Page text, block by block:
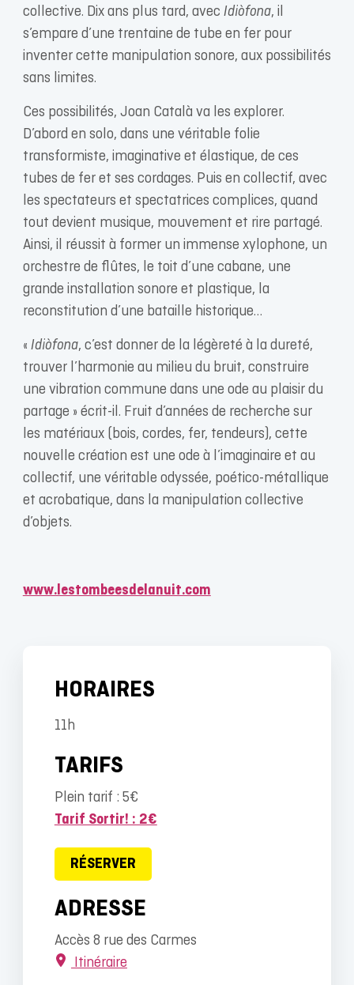
collective. Dix ans plus tard, avec Idiòfona, il
s’empare d’une trentaine de tube en fer pour
inventer cette manipulation sonore, aux possibilités
sans limites.
Ces possibilités, Joan Català va les explorer.
D’abord en solo, dans une véritable folie
transformiste, imaginative et élastique, de ces
tubes de fer et ses cordages. Puis en collectif, avec
les spectateurs et spectatrices complices, quand
tout devient musique, mouvement et rire partagé.
Ainsi, il réussit à former un immense xylophone, un
orchestre de flûtes, le toit d’une cabane, une
grande installation sonore et plastique, la
reconstitution d’une bataille historique…
« Idiòfona, c’est donner de la légèreté à la dureté,
trouver l’harmonie au milieu du bruit, construire
une vibration commune dans une ode au plaisir du
partage » écrit-il. Fruit d’années de recherche sur
les matériaux (bois, cordes, fer, tendeurs), cette
nouvelle création est une ode à l’imaginaire et au
collectif, une véritable odyssée, poético-métallique
et acrobatique, dans la manipulation collective
d’objets.
www.lestombeesdelanuit.com
HORAIRES
11h
TARIFS
Plein tarif : 5€
Tarif Sortir! : 2€
RÉSERVER
ADRESSE
Accès 8 rue des Carmes
Itinéraire